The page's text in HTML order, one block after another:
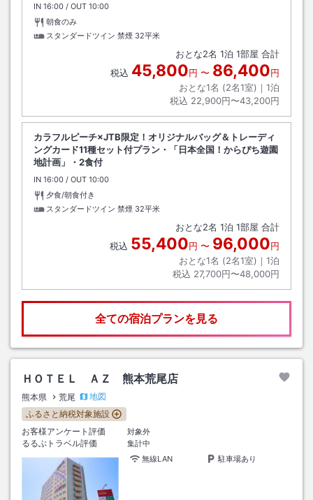
IN チェックイン
16:00 / OUT チェックアウト
10:00
朝食のみ
スタンダードツイン 禁煙 32平米
おとな2名 1泊 1部屋 合計
税込 45,800円 〜 86,400円
おとな1名 (2名1室)｜ 1泊
税込 22,900円〜43,200円
カラフルピーチ×JTB限定！オリジナルバッグ＆トレーディ
ングカード11種セット付プラン・「日本全国！からぴち遊園
地計画」・2食付
IN チェックイン
16:00 / OUT チェックアウト
10:00
夕食/朝食付き
スタンダードツイン 禁煙 32平米
おとな2名 1泊 1部屋 合計
税込 55,400円 〜 96,000円
おとな1名 (2名1室)｜ 1泊
税込 27,700円〜48,000円
全ての宿泊プランを見る
ＨＯＴＥＬ ＡＺ 熊本荒尾店
熊本県 荒尾
地図
ふるさと納税対象施設
お客様アンケート評価
対象外
るるぶトラベル評価
集計中
無線LAN
駐車場あり